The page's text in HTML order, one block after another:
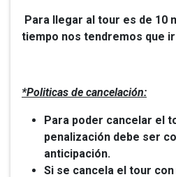
Para llegar al tour es de 10
tiempo nos tendremos que
*Politicas de cancelación:
Para poder cancelar el
penalización debe ser
anticipación.
Si se cancela el tour